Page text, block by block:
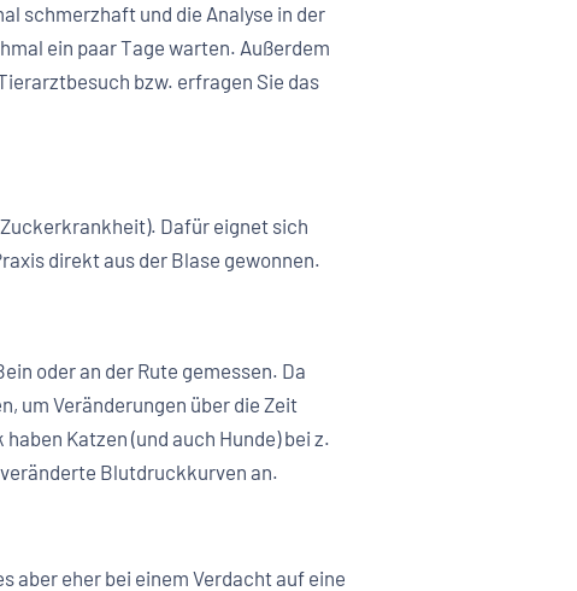
schmerzhaft und die Analyse in der
ein paar Tage warten. Außerdem
bzw. erfragen Sie das
Dafür eignet sich
direkt aus der Blase gewonnen.
oder an der Rute gemessen. Da
um Veränderungen über die Zeit
Katzen (und auch Hunde) bei z.
Blutdruckkurven an.
aber eher bei einem Verdacht auf eine